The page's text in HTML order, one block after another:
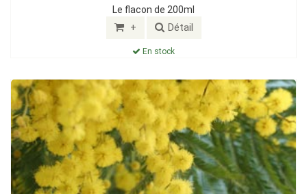
Le flacon de 200ml
+ Détail
En stock